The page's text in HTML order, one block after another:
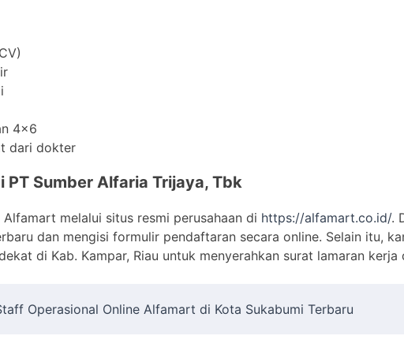
4×6
dari dokter
PT Sumber Alfaria Trijaya, Tbk
melalui situs resmi perusahaan di https://alfamart.co.id/.
dan mengisi formulir pendaftaran secara online. Selain itu,
di Kab. Kampar, Riau untuk menyerahkan surat lamaran
Operasional Online Alfamart di Kota Sukabumi Terbaru